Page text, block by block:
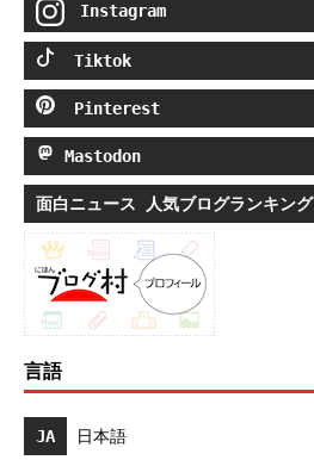
Instagram
Tiktok
Pinterest
Mastodon
面白ニュース 人気ブログランキング
言語
JA 日本語